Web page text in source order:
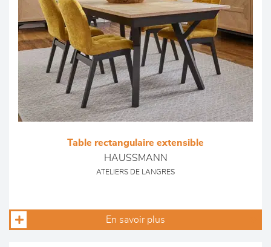
Table rectangulaire extensible
HAUSSMANN
ATELIERS DE LANGRES
En savoir plus